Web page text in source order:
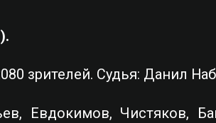
зрителей. Судья: Данил
Евдокимов, Чистяков,